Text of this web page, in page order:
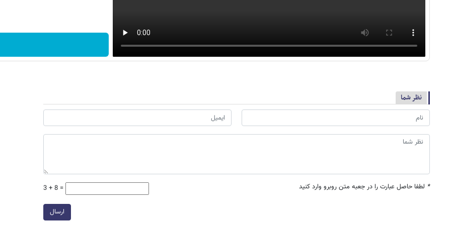
نظر شما
* لطفا حاصل عبارت را در جعبه متن روبرو وارد کنید 3 + 8 =
ارسال